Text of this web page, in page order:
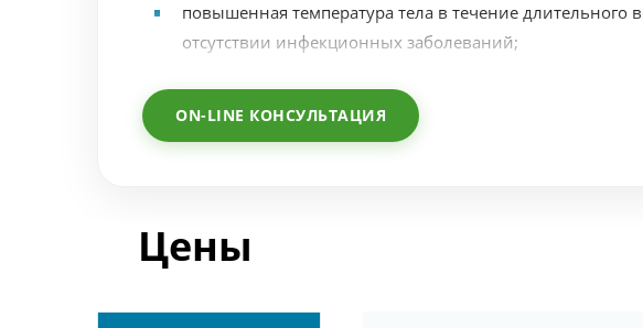
повышенная температура тела в течение длительного
отсутствии инфекционных заболеваний;
кожный зуд после контакта с водой (при отсутствии
своевременно начать лечение.
ON-LINE КОНСУЛЬТАЦИЯ
Цены